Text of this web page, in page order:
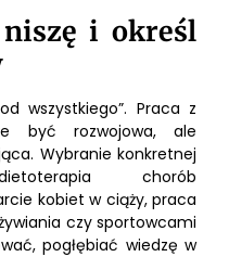
i określ
wszystkiego”. Praca z
być rozwojowa, ale
Wybranie konkretnej
chorób
kobiet w ciąży, praca
czy sportowcami
pogłębiać wiedzę w